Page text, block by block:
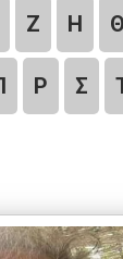
Ζ Η Θ
Ρ Σ